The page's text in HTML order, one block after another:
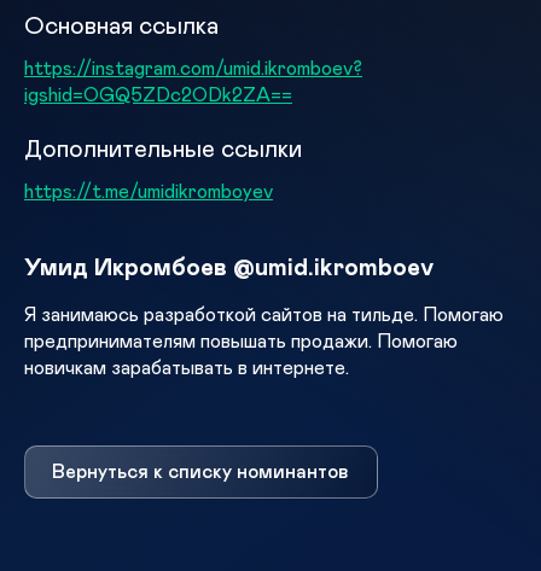
Основная ссылка
https://instagram.com/umid.ikromboev?
igshid=OGQ5ZDc2ODk2ZA==
Дополнительные ссылки
https://t.me/umidikromboyev
Умид Икромбоев @umid.ikromboev
Я занимаюсь разработкой сайтов на тильде. Помогаю
предпринимателям повышать продажи. Помогаю
новичкам зарабатывать в интернете.
Вернуться к списку номинантов